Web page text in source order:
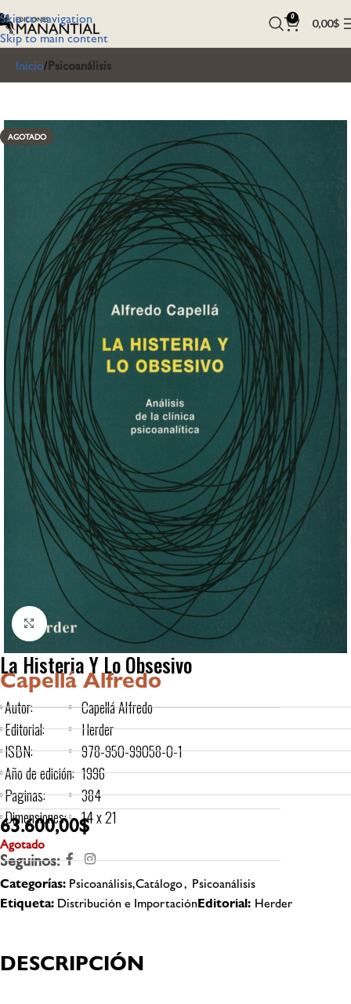
Skip to navigation
Skip to main content
0 0,00$
Inicio Psicoanálisis
AGOTADO
Click to enlarge
La Histeria Y Lo Obsesivo
Capellá Alfredo
Autor:
Editorial:
ISBN:
Año de edición:
Paginas:
Dimensiones:
Capellá Alfredo
Herder
978-950-99058-0-1
1996
384
14 x 21
63.600,00$
Agotado
Seguinos:
Categorías: Psicoanálisis,Catálogo, Psicoanálisis
Etiqueta: Distribución e ImportaciónEditorial: Herder
DESCRIPCIÓN